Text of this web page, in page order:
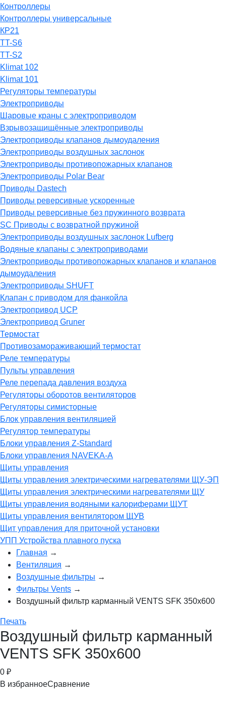
Контроллеры
Контроллеры универсальные
КР21
TT-S6
TT-S2
Klimat 102
Klimat 101
Регуляторы температуры
Электроприводы
Шаровые краны с электроприводом
Взрывозащищённые электроприводы
Электроприводы клапанов дымоудаления
Электроприводы воздушных заслонок
Электроприводы противопожарных клапанов
Электроприводы Polar Bear
Приводы Dastech
Приводы реверсивные ускоренные
Приводы реверсивные без пружинного возврата
SC Приводы с возвратной пружиной
Электроприводы воздушных заслонок Lufberg
Водяные клапаны с электроприводами
Электроприводы противопожарных клапанов и клапанов
дымоудаления
Электроприводы SHUFT
Клапан с приводом для фанкойла
Электропривод UCP
Электропривод Gruner
Термостат
Противозамораживающий термостат
Реле температуры
Пульты управления
Реле перепада давления воздуха
Регуляторы оборотов вентиляторов
Регуляторы симисторные
Блок управления вентиляцией
Регулятор температуры
Блоки управления Z-Standard
Блоки управления NAVEKA-A
Щиты управления
Щиты управления электрическими нагревателями ЩУ-ЭП
Щиты управления электрическими нагревателями ЩУ
Щиты управления водяными калориферами ЩУТ
Щиты управления вентилятором ЩУВ
Щит управления для приточной установки
УПП Устройства плавного пуска
Главная →
Вентиляция →
Воздушные фильтры →
Фильтры Vents →
Воздушный фильтр карманный VENTS SFK 350x600
Печать
Воздушный фильтр карманный
VENTS SFK 350x600
0 ₽
В избранноеСравнение